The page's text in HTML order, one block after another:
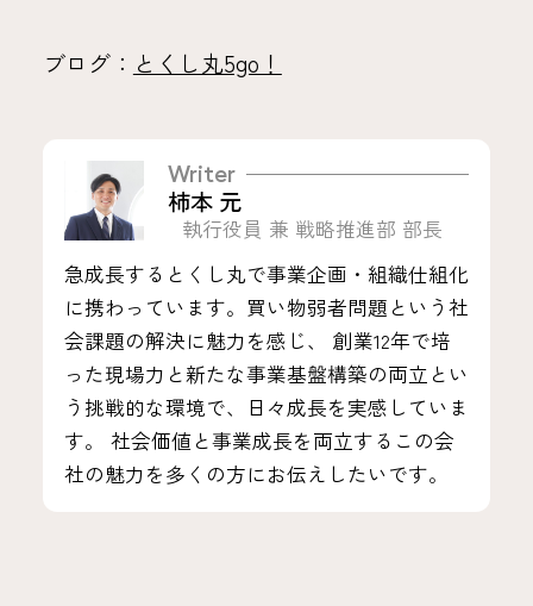
ブログ： とくし丸5go！
Writer
柿本 元
執行役員 兼 戦略推進部 部長
急成長するとくし丸で事業企画・組織仕組化
に携わっています。買い物弱者問題という社
会課題の解決に魅力を感じ、 創業12年で培
った現場力と新たな事業基盤構築の両立とい
う挑戦的な環境で、日々成長を実感していま
す。 社会価値と事業成長を両立するこの会
社の魅力を多くの方にお伝えしたいです。